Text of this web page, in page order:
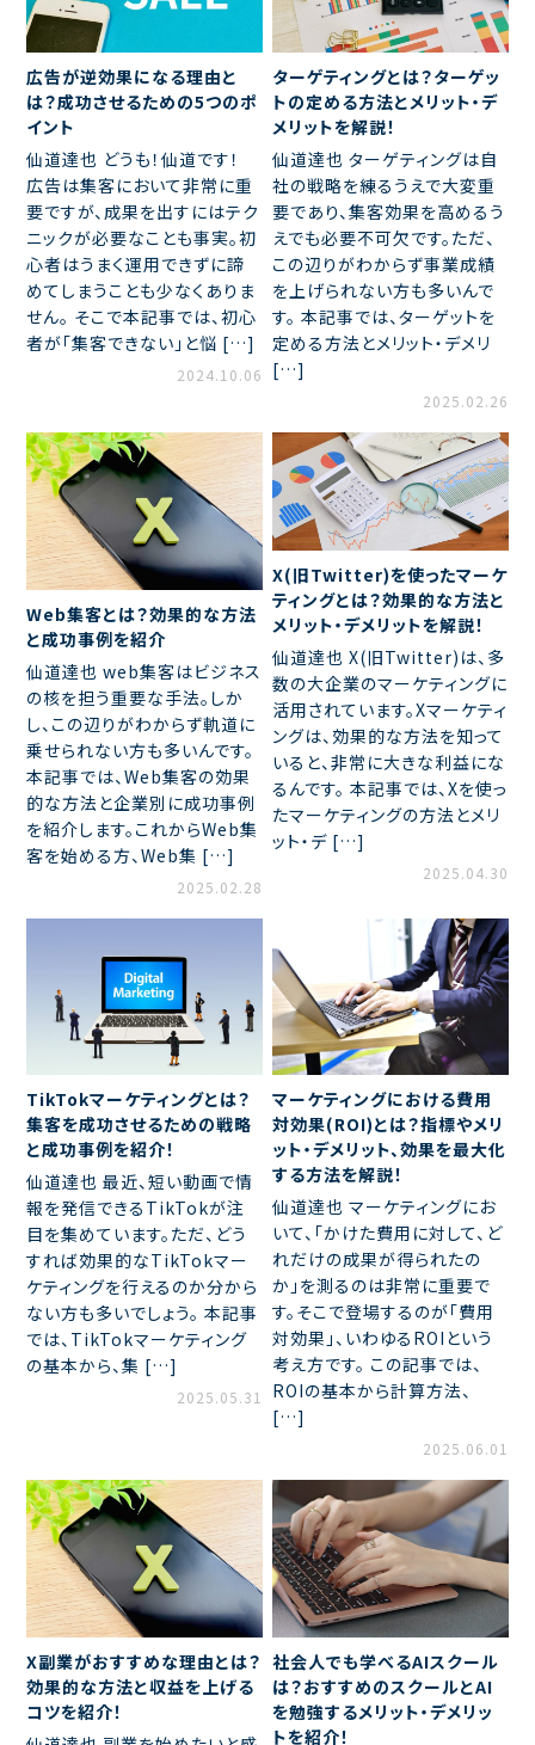
広告が逆効果になる理由と
は？成功させるための5つのポ
イント
仙道達也 どうも！仙道です！
広告は集客において非常に重
要ですが、成果を出すにはテク
ニックが必要なことも事実。初
心者はうまく運用できずに諦
めてしまうことも少なくありま
せん。 そこで本記事では、初心
者が「集客できない」と悩 […]
2024.10.06
ターゲティングとは？ターゲッ
トの定める方法とメリット・デ
メリットを解説！
仙道達也 ターゲティングは自
社の戦略を練るうえで大変重
要であり、集客効果を高めるう
えでも必要不可欠です。ただ、
この辺りがわからず事業成績
を上げられない方も多いんで
す。 本記事では、ターゲットを
定める方法とメリット・デメリ
[…]
2025.02.26
Web集客とは？効果的な方法
と成功事例を紹介
仙道達也 web集客はビジネス
の核を担う重要な手法。しか
し、この辺りがわからず軌道に
乗せられない方も多いんです。
本記事では、Web集客の効果
的な方法と企業別に成功事例
を紹介します。これからWeb集
客を始める方、Web集 […]
2025.02.28
X(旧Twitter)を使ったマーケ
ティングとは？効果的な方法と
メリット・デメリットを解説！
仙道達也 X(旧Twitter)は、多
数の大企業のマーケティングに
活用されています。Xマーケティ
ングは、効果的な方法を知って
いると、非常に大きな利益にな
るんです。 本記事では、Xを使っ
たマーケティングの方法とメリ
ット・デ […]
2025.04.30
TikTokマーケティングとは？
集客を成功させるための戦略
と成功事例を紹介！
仙道達也 最近、短い動画で情
報を発信できるTikTokが注
目を集めています。ただ、どう
すれば効果的なTikTokマー
ケティングを行えるのか分から
ない方も多いでしょう。 本記事
では、TikTokマーケティング
の基本から、集 […]
2025.05.31
マーケティングにおける費用
対効果(ROI)とは？指標やメリ
ット・デメリット、効果を最大化
する方法を解説！
仙道達也 マーケティングにお
いて、「かけた費用に対して、ど
れだけの成果が得られたの
か」を測るのは非常に重要で
す。そこで登場するのが「費用
対効果」、いわゆるROIという
考え方です。 この記事では、
ROIの基本から計算方法、
[…]
2025.06.01
X副業がおすすめな理由とは？
効果的な方法と収益を上げる
コツを紹介！
社会人でも学べるAIスクール
は？おすすめのスクールとAI
を勉強するメリット・デメリッ
トを紹介！